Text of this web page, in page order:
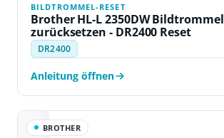
BILDTROMMEL-RESET
Brother HL-L 2350DW Bildtrommel
zurücksetzen - DR2400 Reset
DR2400
Anleitung öffnen
BROTHER